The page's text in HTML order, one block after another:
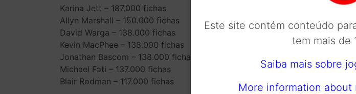
Karina Jett – 187.000 fichas
Allyn Marshall – 150.000 fichas
David Warga – 138.000 fichas
Kevin MacPhee – 138.000 fichas
Jonathan Bascom – 138.000 fichas
Michael Foti – 137.000 fichas
Blair Rodman – 117.000 fichas
Este site contém conteúdo
tem mais de
Saiba mais sobre
More information about